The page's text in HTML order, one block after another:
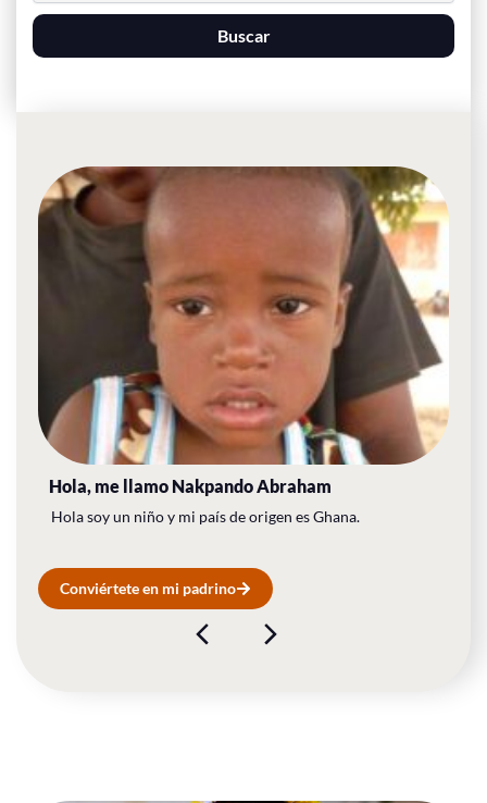
Buscar
Hola, me llamo​ Nakpando Abraham
Hola soy un niño y mi país de origen es Ghana.
Conviértete en mi padrino